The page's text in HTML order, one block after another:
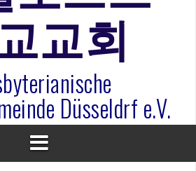
만히 머물기(요한복음 15:1-17) 손
훈목사
교회
Düsseldrf e.V.